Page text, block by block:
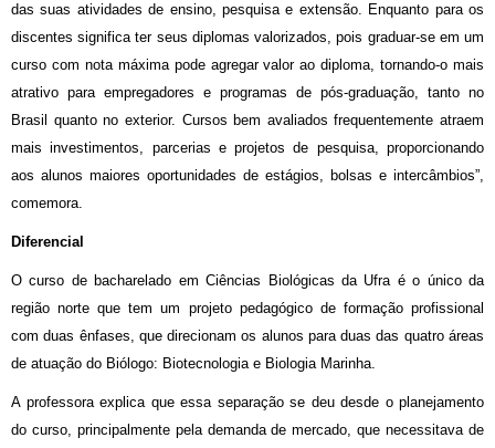
das suas atividades de ensino, pesquisa e extensão. Enquanto para os
discentes significa ter seus diplomas valorizados, pois graduar-se em um
curso com nota máxima pode agregar valor ao diploma, tornando-o mais
atrativo para empregadores e programas de pós-graduação, tanto no
Brasil quanto no exterior. Cursos bem avaliados frequentemente atraem
mais investimentos, parcerias e projetos de pesquisa, proporcionando
aos alunos maiores oportunidades de estágios, bolsas e intercâmbios”,
comemora.
Diferencial
O curso de bacharelado em Ciências Biológicas da Ufra é o único da
região norte que tem um projeto pedagógico de formação profissional
com duas ênfases, que direcionam os alunos para duas das quatro áreas
de atuação do Biólogo: Biotecnologia e Biologia Marinha.
A professora explica que essa separação se deu desde o planejamento
do curso, principalmente pela demanda de mercado, que necessitava de